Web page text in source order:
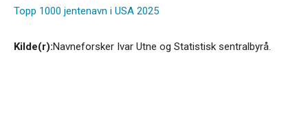
Topp 1000 jentenavn i USA 2025
Kilde(r):Navneforsker Ivar Utne og Statistisk sentralbyrå.